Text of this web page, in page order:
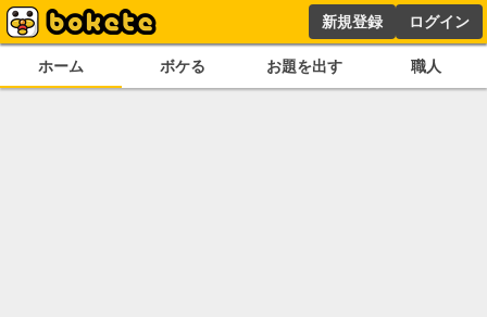
新規登録 ログイン
ホーム ボケる お題を出す 職人